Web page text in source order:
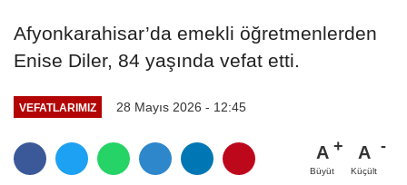
Afyonkarahisar’da emekli öğretmenlerden
Enise Diler, 84 yaşında vefat etti.
VEFATLARIMIZ 28 Mayıs 2026 - 12:45
A
Büyüt
A
Küçült